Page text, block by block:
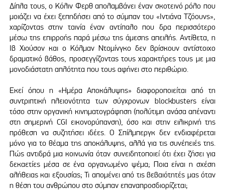
Δίπλα τους, ο Κόλιν Φερθ απολαμβάνει έναν σκοτεινό ρόλο που
μοιάζει να έχει ξεπηδήσει από το σύμπαν του «Ιντιάνα Τζόουνς»,
χαρίζοντας στην ταινία έναν αντίπαλο που δρα περισσότερο
μέσω της επιρροής παρά μέσω της άμεσης απειλής. Αντίθετα, η
Ιβ Χιούσον και ο Κόλμαν Ντομίνγκο δεν βρίσκουν αντίστοιχο
δραματικό βάθος, προσεγγίζοντας τους χαρακτήρες τους με μια
μονοδιάστατη απλότητα που τους αφήνει στο περιθώριο.
Εκεί όπου η «Ημέρα Αποκάλυψης» διαφοροποιείται από τη
συντριπτική πλειονότητα των σύγχρονων blockbusters είναι
τόσο στην οργανική κινηματογράφηση (πολύτιμη ανάσα απέναντι
στη σημερινή CGI εικονορύπανση), όσο και στην ειλικρινή της
πρόθεση να συζητήσει ιδέες. Ο Σπίλμπεργκ δεν ενδιαφέρεται
μόνο για το θέαμα της αποκάλυψης, αλλά για τις συνέπειές της.
Πώς αντιδρά μια κοινωνία όταν συνειδητοποιεί ότι έχει ζήσει για
δεκαετίες μέσα σε ένα οργανωμένο ψέμα; Ποια είναι η σχέση
αλήθειας και εξουσίας; Τι απομένει από τις βεβαιότητές μας όταν
η θέση του ανθρώπου στο σύμπαν επαναπροσδιορίζεται;